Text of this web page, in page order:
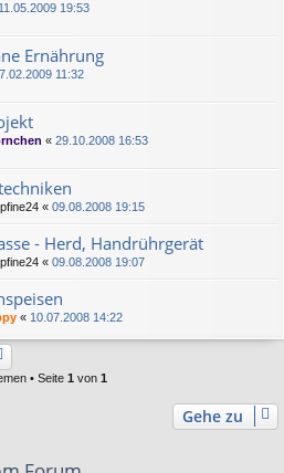
11.05.2009 19:53
Ernährung
11:32
« 29.10.2008 16:53
« 09.08.2008 19:15
- Herd, Handrührgerät
« 09.08.2008 19:07
« 10.07.2008 14:22
• Seite 1 von 1
Gehe zu